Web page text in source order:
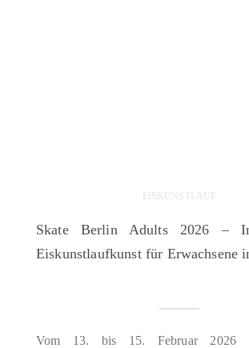
EISKUNSTLAUF
Skate Berlin Adults 2026 –
Eiskunstlaufkunst für Erwachsene
Vom 13. bis 15. Februar 2026